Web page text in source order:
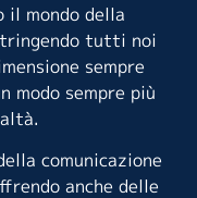
il mondo della
tutti noi
sempre
modo sempre più
comunicazione
anche delle